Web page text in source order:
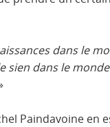
dans le
dans le
Paindavoine en